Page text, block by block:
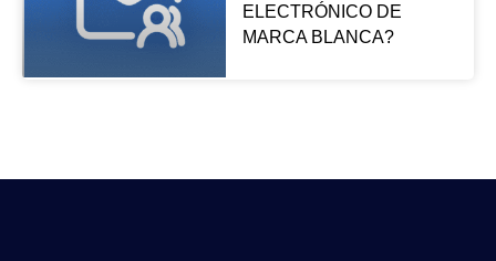
ELECTRÓNICO DE
MARCA BLANCA?